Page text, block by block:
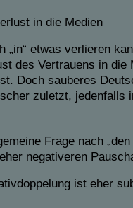
in die Medien
„in“ etwas verlieren
des Vertrauens in die
Doch sauberes
zuletzt, jedenfalls
Frage nach
negativeren
ist eher